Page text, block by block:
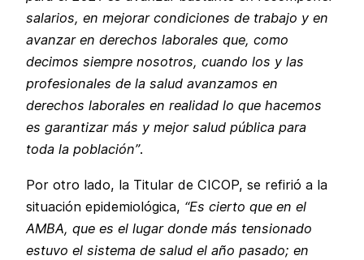
salarios, en mejorar condiciones de trabajo y en
avanzar en derechos laborales que, como
decimos siempre nosotros, cuando los y las
profesionales de la salud avanzamos en
derechos laborales en realidad lo que hacemos
es garantizar más y mejor salud pública para
toda la población”.
Por otro lado, la Titular de CICOP, se refirió a la
situación epidemiológica, “Es cierto que en el
AMBA, que es el lugar donde más tensionado
estuvo el sistema de salud el año pasado; en